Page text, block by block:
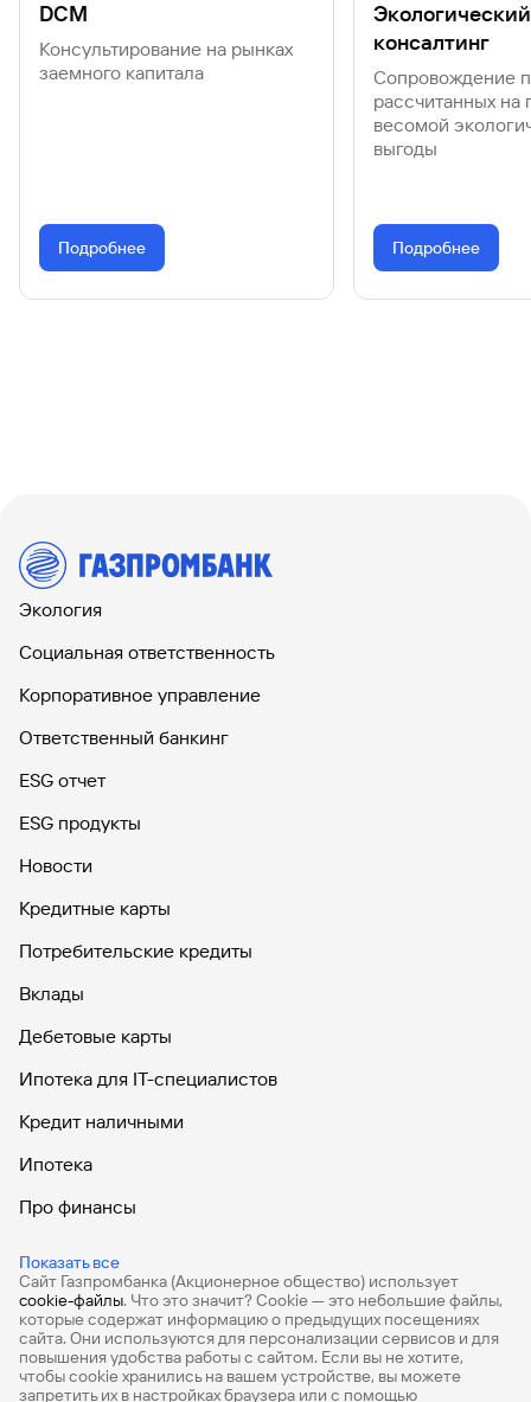
DCM
Консультирование на рынках
заемного капитала
Подробнее
Экологический
консалтинг
Сопровождение
рассчитанных на
весомой
выгоды
Подробнее
Экология
Социальная ответственность
Корпоративное управление
Ответственный банкинг
ESG отчет
ESG продукты
Новости
Кредитные карты
Потребительские кредиты
Вклады
Дебетовые карты
Ипотека для IT-специалистов
Кредит наличными
Ипотека
Про финансы
Показать все
Ипотечный калькулятор
Кредитный калькулятор
Сайт Газпромбанка (Акционерное общество) использует
cookie-файлы. Что это значит? Сookie — это небольшие файлы,
которые содержат информацию о предыдущих посещениях
сайта. Они используются для персонализации сервисов и для
повышения удобства работы с сайтом. Если вы не хотите,
чтобы сookie хранились на вашем устройстве, вы можете
запретить их в настройках браузера или с помощью